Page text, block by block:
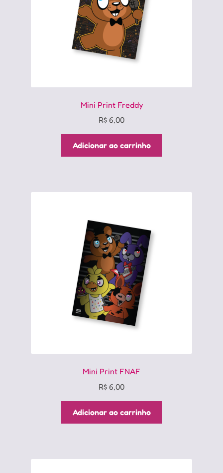
Mini Print Freddy
R$ 6,00
Adicionar ao carrinho
Mini Print FNAF
R$ 6,00
Adicionar ao carrinho